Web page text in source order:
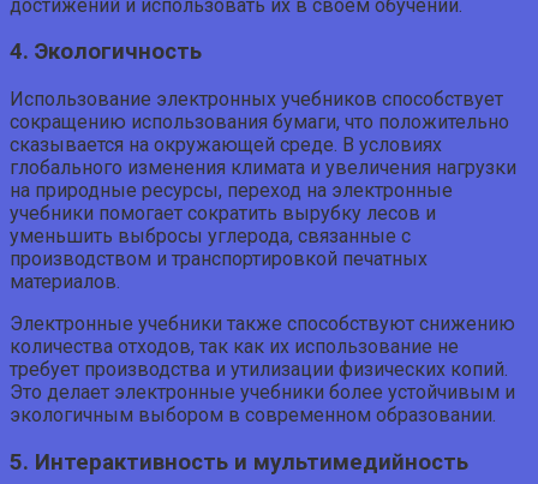
достижений и использовать их в своем обучении.
4. Экологичность
Использование электронных учебников способствует
сокращению использования бумаги, что положительно
сказывается на окружающей среде. В условиях
глобального изменения климата и увеличения нагрузки
на природные ресурсы, переход на электронные
учебники помогает сократить вырубку лесов и
уменьшить выбросы углерода, связанные с
производством и транспортировкой печатных
материалов.
Электронные учебники также способствуют снижению
количества отходов, так как их использование не
требует производства и утилизации физических копий.
Это делает электронные учебники более устойчивым и
экологичным выбором в современном образовании.
5. Интерактивность и мультимедийность